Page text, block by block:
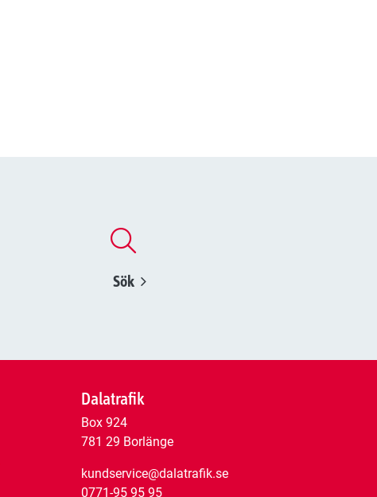
Sök
Dalatrafik
Box 924
781 29 Borlänge
kundservice@dalatrafik.se
0771-95 95 95